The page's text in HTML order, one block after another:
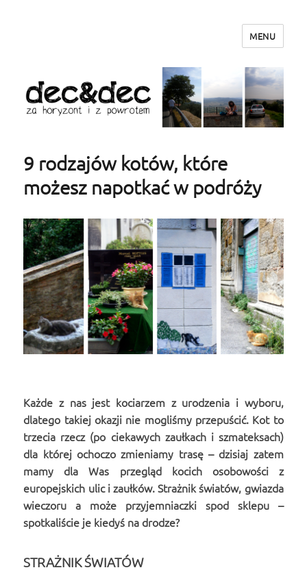
dec&dec – za horyzont i z powrotem
MENU
9 rodzajów kotów, które
możesz napotkać w podróży
Każde z nas jest kociarzem z urodzenia i wyboru,
dlatego takiej okazji nie mogliśmy przepuścić. Kot to
trzecia rzecz (po ciekawych zaułkach i szmateksach)
dla której ochoczo zmieniamy trasę – dzisiaj zatem
mamy dla Was przegląd kocich osobowości z
europejskich ulic i zaułków. Strażnik światów, gwiazda
wieczoru a może przyjemniaczki spod sklepu –
spotkaliście je kiedyś na drodze?
STRAŻNIK ŚWIATÓW